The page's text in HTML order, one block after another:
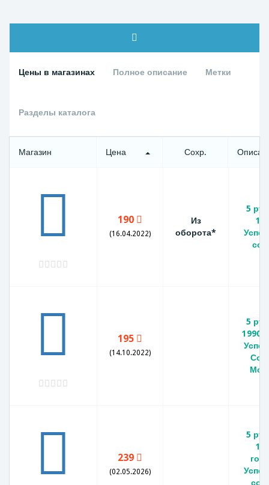
Цены в магазинах Полное описание Метки
Разделы каталога
Магазин Цена Сохр.
190
(16.04.2022)
Из
оборота*
5
195
(14.10.2022)
5
1990
239
(02.05.2026)
5